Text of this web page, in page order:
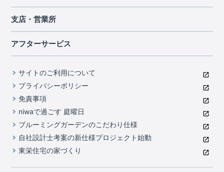
千葉県
中部
山梨県
静岡県
滋賀県
京都府
中国・四国
岡山県
広島県
九州・沖縄
福岡県
熊本県
ブルーミングガーデンは地震につよい<建物編>
室内空間を快適に保つ断熱性能
コストパフォーマンスに自信
充実のアフターサポート
第三者評価によるお墨付き
家づくりのプロにも選ばれるブルーミングガーデン
住んでみるとじわじわ伝わる暮らしやすさへのこだわり
自社一貫体制
現地見学ガイド
ご紹介制度のご案内
東栄INDEX（用語集）
支店・営業所
アフターサービス
サイトのご利用について
プライバシーポリシー
免責事項
niwaで過ごす 庭曜日
ブルーミングガーデンのこだわり仕様
自社設計士考案の新仕様プロジェクト始動
東栄住宅の家づくり